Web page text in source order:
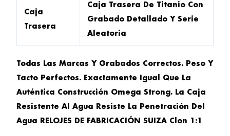
Caja
Trasera
Caja Trasera De Titanio Con
Grabado Detallado Y Serie
Aleatoria
Todas Las Marcas Y Grabados Correctos. Peso Y
Tacto Perfectos. Exactamente Igual Que La
Auténtica Construcción Omega Strong. La Caja
Resistente Al Agua Resiste La Penetración Del
Agua RELOJES DE FABRICACIÓN SUIZA Clon 1:1